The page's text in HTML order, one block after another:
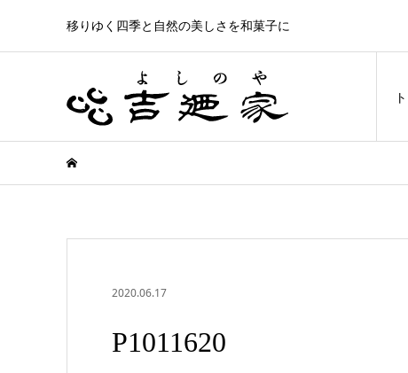
移りゆく四季と自然の美しさを和菓子に
2020.06.17
P1011620